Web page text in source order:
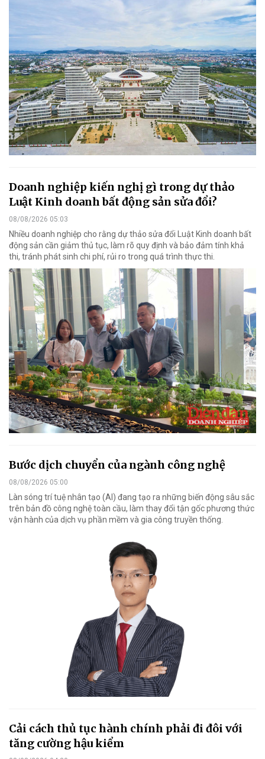
Doanh nghiệp kiến nghị gì trong dự thảo
Luật Kinh doanh bất động sản sửa đổi?
08/08/2026 05:03
Nhiều doanh nghiệp cho rằng dự thảo sửa đổi Luật Kinh doanh bất
động sản cần giảm thủ tục, làm rõ quy định và bảo đảm tính khả
thi, tránh phát sinh chi phí, rủi ro trong quá trình thực thi.
Bước dịch chuyển của ngành công nghệ
08/08/2026 05:00
Làn sóng trí tuệ nhân tạo (AI) đang tạo ra những biến động sâu sắc
trên bản đồ công nghệ toàn cầu, làm thay đổi tận gốc phương thức
vận hành của dịch vụ phần mềm và gia công truyền thống.
Cải cách thủ tục hành chính phải đi đôi với
tăng cường hậu kiểm